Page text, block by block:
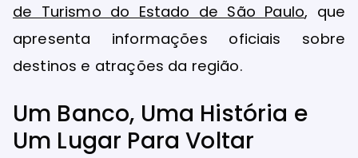
de Turismo do Estado de São Paulo, que
apresenta informações oficiais sobre
destinos e atrações da região.
Um Banco, Uma História e
Um Lugar Para Voltar